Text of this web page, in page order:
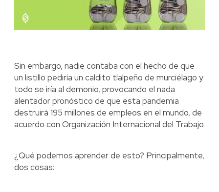
Sin embargo, nadie contaba con el hecho de que
un listillo pediría un caldito tlalpeño de murciélago y
todo se iría al demonio, provocando el nada
alentador pronóstico de que esta pandemia
destruirá 195 millones de empleos en el mundo, de
acuerdo con Organización Internacional del Trabajo.
¿Qué podemos aprender de esto? Principalmente,
dos cosas: